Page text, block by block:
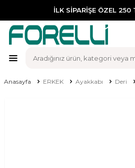
İLK SİPARİŞE ÖZEL 250
Anasayfa ERKEK Ayakkabı Deri